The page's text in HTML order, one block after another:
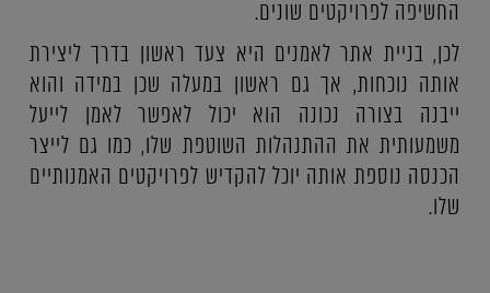
החשיפה לפרויקטים שונים.
לכן, בניית אתר לאמנים היא צעד ראשון בדרך ליצירת
אותה נוכחות, אך גם ראשון במעלה שכן במידה והוא
ייבנה בצורה נכונה הוא יכול לאפשר לאמן לייעל
משמעותית את ההתנהלות השוטפת שלו, כמו גם לייצר
הכנסה נוספת אותה יוכל להקדיש לפרויקטים האמנותיים
שלו.